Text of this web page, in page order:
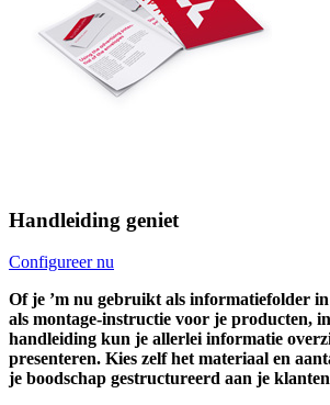
Handleiding geniet
Configureer nu
Of je ’m nu gebruikt als informatiefolder
als montage-instructie voor je producten,
handleiding kun je allerlei informatie
presenteren. Kies zelf het materiaal en
je boodschap gestructureerd aan je